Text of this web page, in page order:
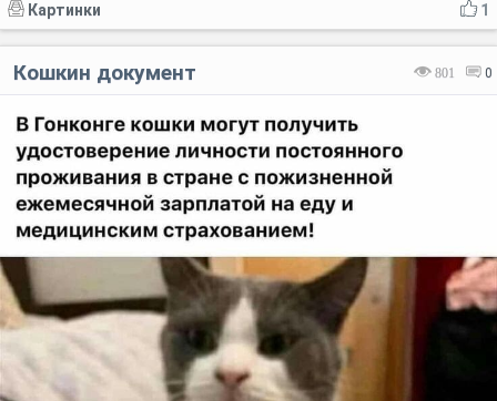
1
Картинки
801 0
Кошкин документ